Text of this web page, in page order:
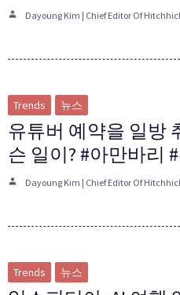
Dayoung Kim | Chief Editor Of
Trends 뉴스
유튜버 예약을 일방
슨 일이? #아만바리
Dayoung Kim | Chief Editor Of
Trends 뉴스